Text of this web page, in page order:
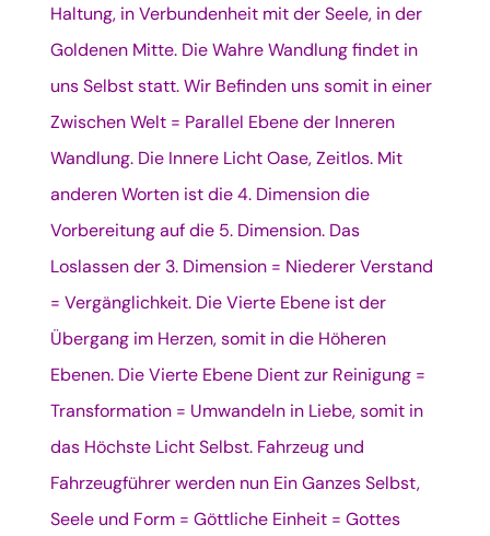
Haltung, in Verbundenheit mit der Seele, in der
Goldenen Mitte. Die Wahre Wandlung findet in
uns Selbst statt. Wir Befinden uns somit in einer
Zwischen Welt = Parallel Ebene der Inneren
Wandlung. Die Innere Licht Oase, Zeitlos. Mit
anderen Worten ist die 4. Dimension die
Vorbereitung auf die 5. Dimension. Das
Loslassen der 3. Dimension = Niederer Verstand
= Vergänglichkeit. Die Vierte Ebene ist der
Übergang im Herzen, somit in die Höheren
Ebenen. Die Vierte Ebene Dient zur Reinigung =
Transformation = Umwandeln in Liebe, somit in
das Höchste Licht Selbst. Fahrzeug und
Fahrzeugführer werden nun Ein Ganzes Selbst,
Seele und Form = Göttliche Einheit = Gottes